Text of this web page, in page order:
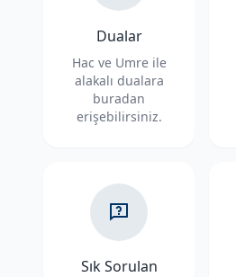
Dualar
Hac ve Umre ile
alakalı dualara
buradan
erişebilirsiniz.
Sık Sorulan